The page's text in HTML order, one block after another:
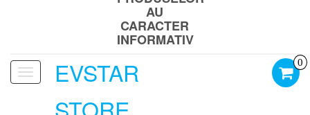
AU
CARACTER
INFORMATIV
Toggle
navigationEVSTAR
0